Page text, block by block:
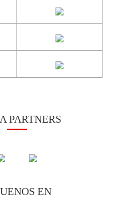
PARTNERS
EN